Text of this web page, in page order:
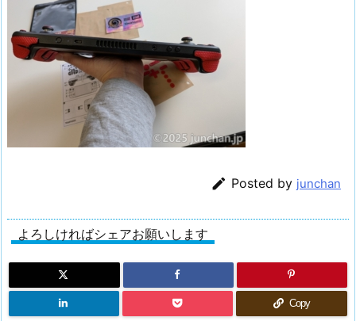
 Posted by junchan
よろしければシェアお願いします
Copy